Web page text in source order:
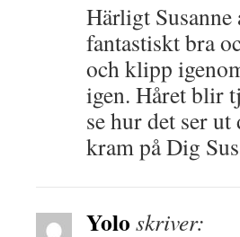
Härligt Susanne
fantastiskt bra
och klipp
igen. Håret blir
se hur det ser
kram på Dig
Yolo skriver: